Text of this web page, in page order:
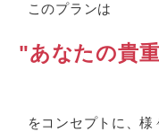
このプランは
"あなたの貴
をコンセプトに、様